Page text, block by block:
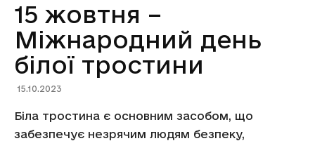
15 жовтня –
Міжнародний день
білої тростини
15.10.2023
Біла тростина є основним засобом, що
забезпечує незрячим людям безпеку,